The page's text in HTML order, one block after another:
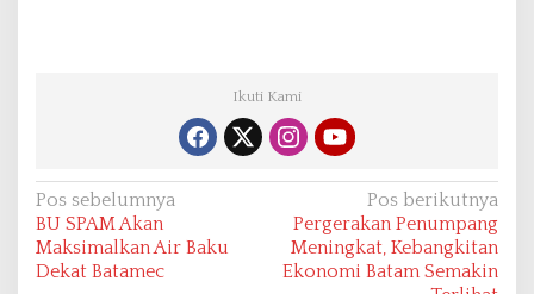
Ikuti Kami
N
a
v
Pos sebelumnya
BU SPAM Akan
Maksimalkan Air Baku
Dekat Batamec
Pos berikutnya
Pergerakan Penumpang
Meningkat, Kebangkitan
Ekonomi Batam Semakin